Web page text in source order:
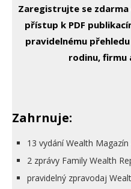
Zaregistrujte se
přístup k PDF
pravidelnému
rodinu, firmu
Zahrnuje:
13 vydání Wealth
2 zprávy Family Wealth
pravidelný zpravodaj